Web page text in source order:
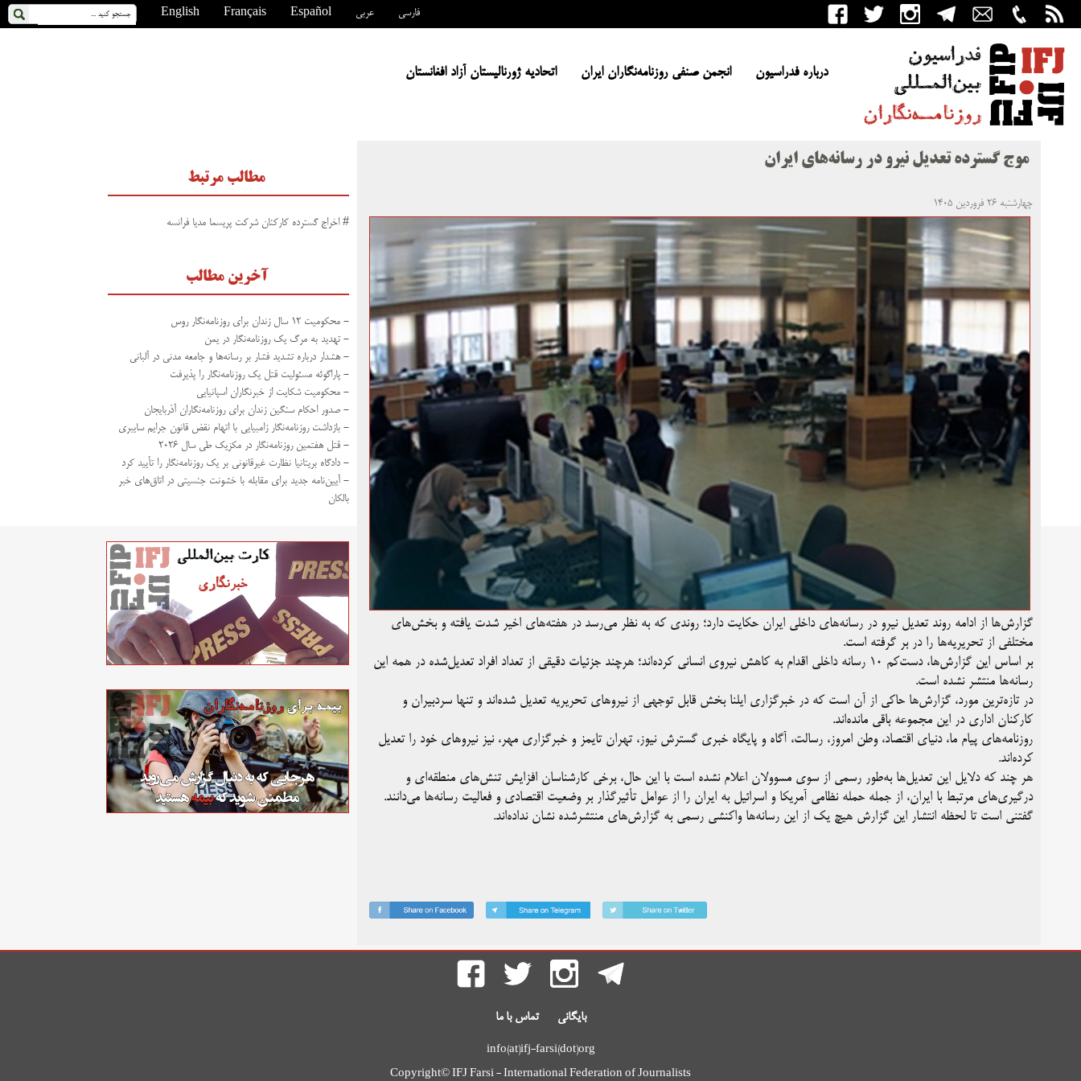
English Français Español عربی فارسی
درباره فدراسیون انجمن صنفی روزنامه‌نگاران ایران اتحادیه ژورنالیستان آزاد افغانستان
موج گسترده تعدیل نیرو در رسانه‌های ایران
چهارشنبه ۲۶ فروردین ۱۴۰۵
گزارش‌ها از ادامه روند تعدیل نیرو در رسانه‌های داخلی ایران حکایت دارد؛ روندی که به نظر می‌رسد در هفته‌های اخیر شدت یافته و بخش‌های
مختلفی از تحریریه‌ها را در بر گرفته است.
بر اساس این گزارش‌ها، دست‌کم ۱۰ رسانه داخلی اقدام به کاهش نیروی انسانی کرده‌اند؛ هرچند جزئیات دقیقی از تعداد افراد تعدیل‌شده در همه این
رسانه‌ها منتشر نشده است.
در تازه‌ترین مورد، گزارش‌ها حاکی از آن است که در خبرگزاری ایلنا بخش قابل توجهی از نیروهای تحریریه تعدیل شده‌اند و تنها سردبیران و
کارکنان اداری در این مجموعه باقی مانده‌اند.
روزنامه‌های پیام ما، دنیای اقتصاد، وطن امروز، رسالت، آگاه و پایگاه خبری گسترش نیوز، تهران تایمز و خبرگزاری مهر، نیز نیروهای خود را تعدیل
کرده‌اند.
هر چند که دلایل این تعدیل‌ها به‌طور رسمی از سوی مسوولان اعلام نشده است با این حال، برخی کارشناسان افزایش تنش‌های منطقه‌ای و
درگیری‌های مرتبط با ایران، از جمله حمله نظامی آمریکا و اسرائیل به ایران را از عوامل تأثیرگذار بر وضعیت اقتصادی و فعالیت رسانه‌ها می‌دانند.
گفتنی است تا لحظه انتشار این گزارش هیچ یک از این رسانه‌ها واکنشی رسمی به گزارش‌های منتشرشده نشان نداده‌اند.
مطالب مرتبط
# اخراج گسترده کارکنان شرکت پریسما مدیا فرانسه
آخرین مطالب
- محکومیت ۱۲ سال زندان برای روزنامه‌نگار روس
- تهدید به مرگ یک روزنامه‌نگار در یمن
- هشدار درباره تشدید فشار بر رسانه‌ها و جامعه مدنی در آلبانی
- پاراگوئه مسئولیت قتل یک روزنامه‌نگار را پذیرفت
- محکومیت شکایت از خبرنگاران اسپانیایی
- صدور احکام سنگین زندان برای روزنامه‌نگاران آذربایجان
- بازداشت روزنامه‌نگار زامبیایی با اتهام نقض قانون جرایم سایبری
- قتل هفتمین روزنامه‌نگار در مکزیک طی سال ۲۰۲۶
- دادگاه بریتانیا نظارت غیرقانونی بر یک روزنامه‌نگار را تأیید کرد
- آیین‌نامه جدید برای مقابله با خشونت جنسیتی در اتاق‌های خبر
بالکان
بایگانی تماس با ما
info(at)ifj-farsi(dot)org
Copyright© IFJ Farsi - International Federation of Journalists